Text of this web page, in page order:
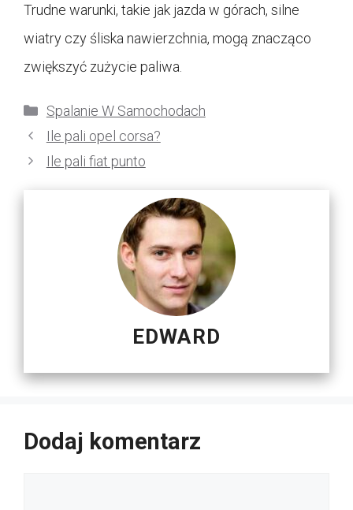
Trudne warunki, takie jak jazda w górach, silne
wiatry czy śliska nawierzchnia, mogą znacząco
zwiększyć zużycie paliwa.
Kategorie
Spalanie W Samochodach
Ile pali opel corsa?
Ile pali fiat punto
EDWARD
Dodaj komentarz